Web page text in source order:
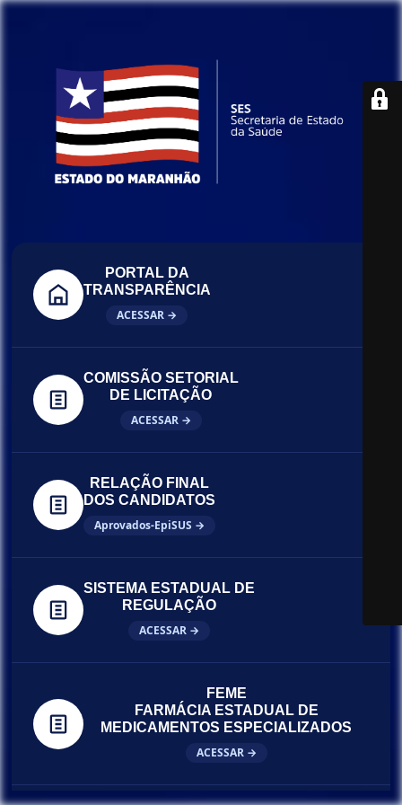
PORTAL DA
TRANSPARÊNCIA
ACESSAR →
COMISSÃO SETORIAL
DE LICITAÇÃO
ACESSAR →
RELAÇÃO FINAL
DOS CANDIDATOS
Aprovados-EpiSUS →
SISTEMA ESTADUAL DE
REGULAÇÃO
ACESSAR →
FEME
FARMÁCIA ESTADUAL DE
MEDICAMENTOS ESPECIALIZADOS
ACESSAR →